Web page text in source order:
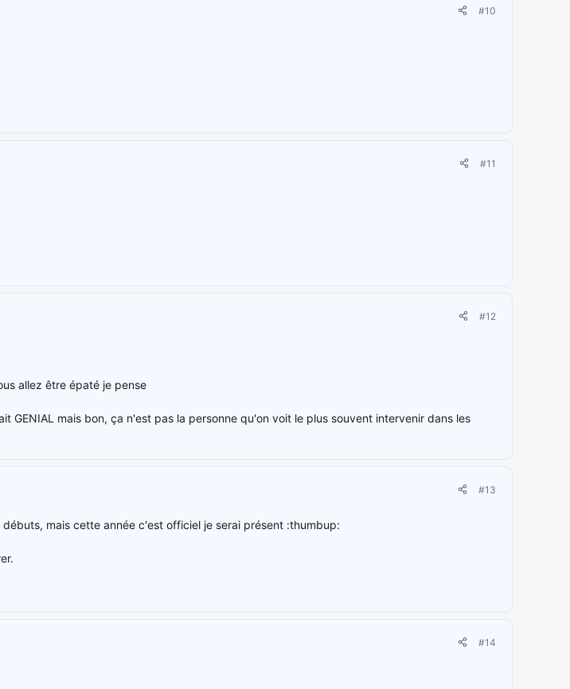
#10
#11
#12
allez être épaté je pense
GENIAL mais bon, ça n'est pas la personne qu'on voit le plus souvent intervenir dans les
#13
mais cette année c'est officiel je serai présent :thumbup:
#14